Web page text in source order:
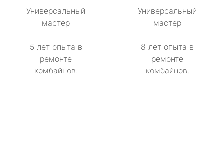
Универсальный
мастер
5 лет опыта в
ремонте
комбайнов.
Универсальный
мастер
8 лет опыта в
ремонте
комбайнов.